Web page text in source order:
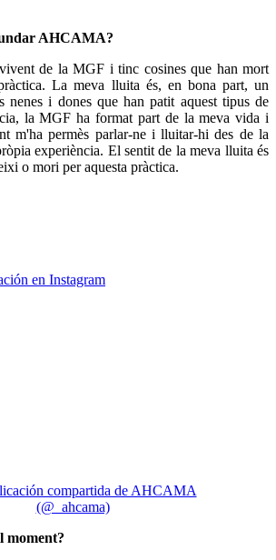
AHCAMA?
de la MGF i tinc cosines que han mort
La meva lluita és, en bona part, un
nenes i dones que han patit aquest tipus de
la MGF ha format part de la meva vida i
m'ha permès parlar-ne i lluitar-hi des de la
experiència. El sentit de la meva lluita és
o mori per aquesta pràctica.
en Instagram
compartida de AHCAMA
(@_ahcama)
moment?